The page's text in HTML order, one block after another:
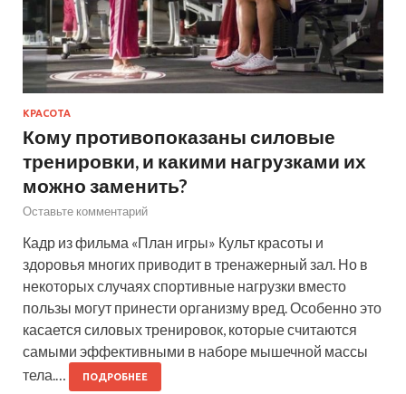
КРАСОТА
Кому противопоказаны силовые
тренировки, и какими нагрузками их
можно заменить?
Оставьте комментарий
Кадр из фильма «План игры» Культ красоты и
здоровья многих приводит в тренажерный зал. Но в
некоторых случаях спортивные нагрузки вместо
пользы могут принести организму вред. Особенно это
касается силовых тренировок, которые считаются
самыми эффективными в наборе мышечной массы
тела.…
ПОДРОБНЕЕ